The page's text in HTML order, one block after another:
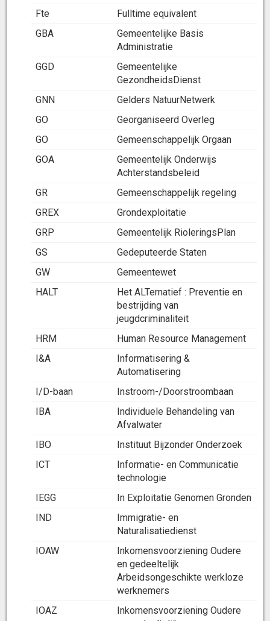
Fte
Fulltime equivalent
GBA
Gemeentelijke Basis
Administratie
GGD
Gemeentelijke
GezondheidsDienst
GNN
Gelders NatuurNetwerk
GO
Georganiseerd Overleg
GO
Gemeenschappelijk Orgaan
GOA
Gemeentelijk Onderwijs
Achterstandsbeleid
GR
Gemeenschappelijk regeling
GREX
Grondexploitatie
GRP
Gemeentelijk RioleringsPlan
GS
Gedeputeerde Staten
GW
Gemeentewet
HALT
Het ALTernatief : Preventie en
bestrijding van
jeugdcriminaliteit
HRM
Human Resource Management
I&A
Informatisering &
Automatisering
I/D-baan
Instroom-/Doorstroombaan
IBA
Individuele Behandeling van
Afvalwater
IBO
Instituut Bijzonder Onderzoek
ICT
Informatie- en Communicatie
technologie
IEGG
In Exploitatie Genomen Gronden
IND
Immigratie- en
Naturalisatiedienst
IOAW
Inkomensvoorziening Oudere
en gedeeltelijk
Arbeidsongeschikte werkloze
werknemers
IOAZ
Inkomensvoorziening Oudere